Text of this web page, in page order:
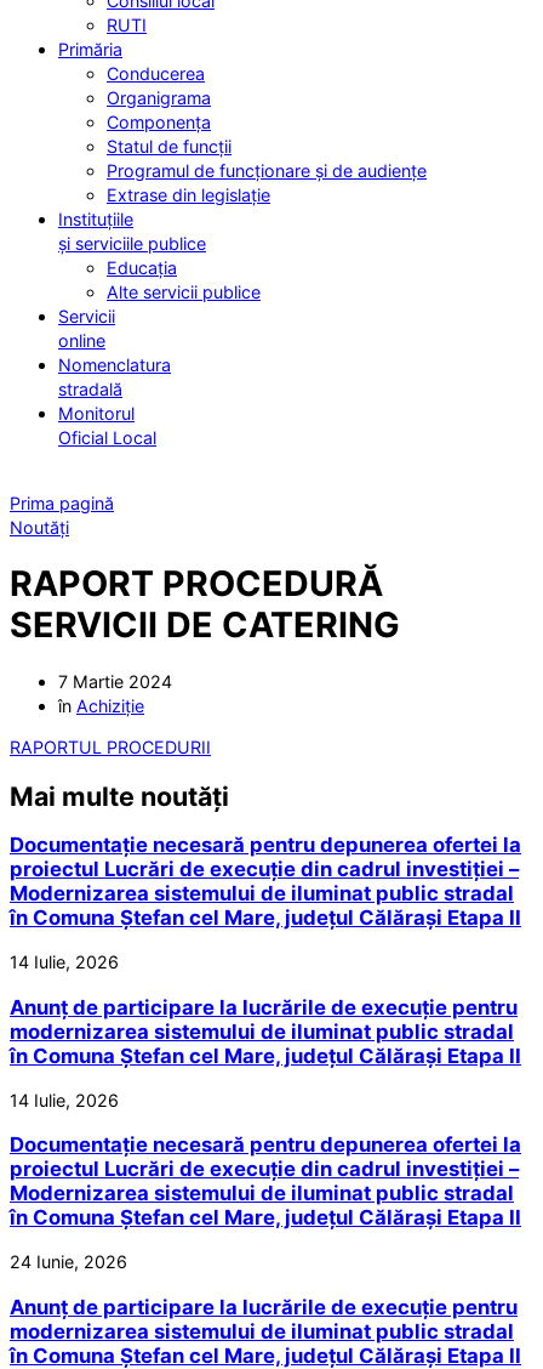
RUTI
Primăria
Conducerea
Organigrama
Componența
Statul de funcții
Programul de funcționare și de audiențe
Extrase din legislație
Instituțiile
și serviciile publice
Educația
Alte servicii publice
Servicii
online
Nomenclatura
stradală
Monitorul
Oficial Local
Prima pagină
Noutăți
RAPORT PROCEDURĂ
SERVICII DE CATERING
7 Martie 2024
în Achiziție
RAPORTUL PROCEDURII
Mai multe noutăți
Documentație necesară pentru depunerea ofertei la
proiectul Lucrări de execuție din cadrul investiției –
Modernizarea sistemului de iluminat public stradal
în Comuna Ștefan cel Mare, județul Călărași Etapa II
14 Iulie, 2026
Anunț de participare la lucrările de execuție pentru
modernizarea sistemului de iluminat public stradal
în Comuna Ștefan cel Mare, județul Călărași Etapa II
14 Iulie, 2026
Documentație necesară pentru depunerea ofertei la
proiectul Lucrări de execuție din cadrul investiției –
Modernizarea sistemului de iluminat public stradal
în Comuna Ștefan cel Mare, județul Călărași Etapa II
24 Iunie, 2026
Anunț de participare la lucrările de execuție pentru
modernizarea sistemului de iluminat public stradal
în Comuna Ștefan cel Mare, județul Călărași Etapa II